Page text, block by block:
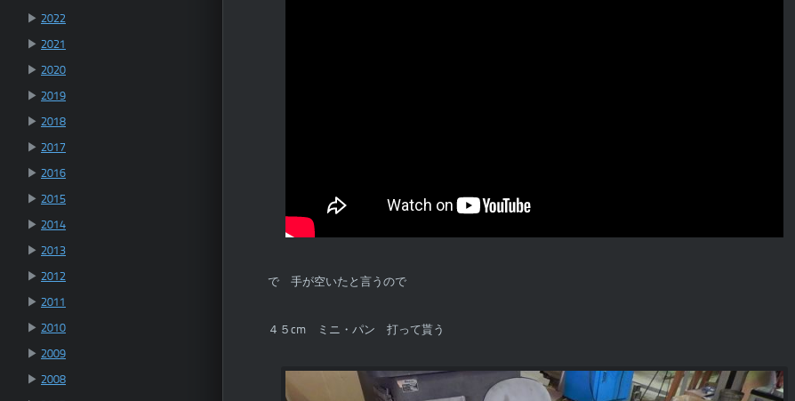
で 手が空いたと言うので
４５cm ミニ・パン 打って貰う
▶ 2022
▶ 2021
▶ 2020
▶ 2019
▶ 2018
▶ 2017
▶ 2016
▶ 2015
▶ 2014
▶ 2013
▶ 2012
▶ 2011
▶ 2010
▶ 2009
▶ 2008